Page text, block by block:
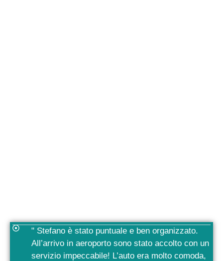
" Stefano è stato puntuale e ben organizzato.
All’arrivo in aeroporto sono stato accolto con un
servizio impeccabile! L’auto era molto comoda,